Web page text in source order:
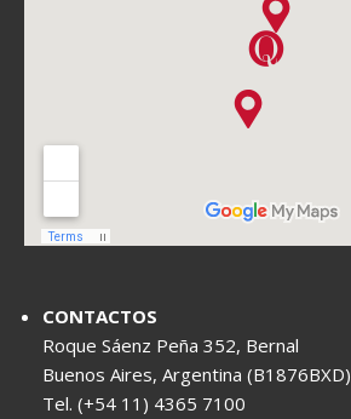
CONTACTOS
Roque Sáenz Peña 352, Bernal
Buenos Aires, Argentina (B1876BXD)
Tel. (+54 11) 4365 7100